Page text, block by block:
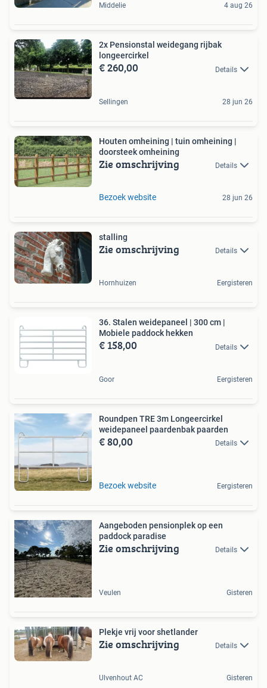
Middelie 4 aug 26
2x Pensionstal weidegang rijbak
longeercirkel
€ 260,00 Details
Sellingen 28 jun 26
Houten omheining | tuin omheining |
doorsteek omheining
Zie omschrijving Details
Bezoek website 28 jun 26
stalling
Zie omschrijving Details
Hornhuizen Eergisteren
36. Stalen weidepaneel | 300 cm |
Mobiele paddock hekken
€ 158,00 Details
Goor Eergisteren
Roundpen TRE 3m Longeercirkel
weidepaneel paardenbak paarden
€ 80,00 Details
Bezoek website Eergisteren
Aangeboden pensionplek op een
paddock paradise
Zie omschrijving Details
Veulen Gisteren
Plekje vrij voor shetlander
Zie omschrijving Details
Ulvenhout AC Gisteren